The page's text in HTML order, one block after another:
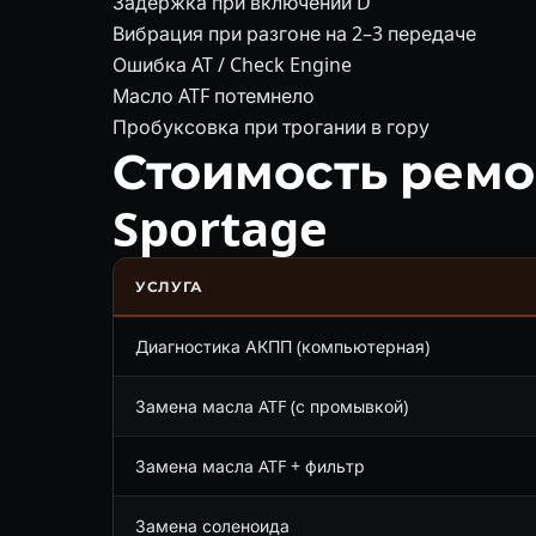
Вибрация при разгоне на 2–3 передаче
Ошибка AT / Check Engine
Масло ATF потемнело
Пробуксовка при трогании в гору
Стоимость
Sportage
УСЛУГА
Диагностика АКПП (компьютерная)
Замена масла ATF (с промывкой)
Замена масла ATF + фильтр
Замена соленоида